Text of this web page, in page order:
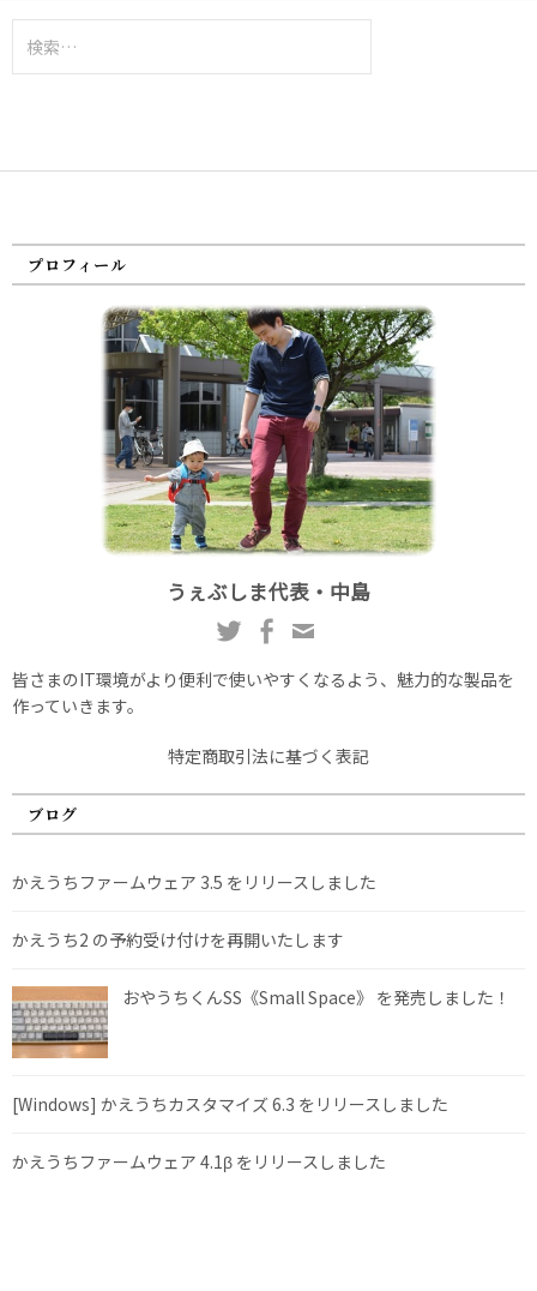
索:
プロフィール
うぇぶしま代表・中島
皆さまのIT環境がより便利で使いやすくなるよう、魅力的な製品を
作っていきます。
特定商取引法に基づく表記
ブログ
かえうちファームウェア 3.5 をリリースしました
かえうち2 の予約受け付けを再開いたします
おやうちくんSS《Small Space》 を発売しました！
[Windows] かえうちカスタマイズ 6.3 をリリースしました
かえうちファームウェア 4.1β をリリースしました